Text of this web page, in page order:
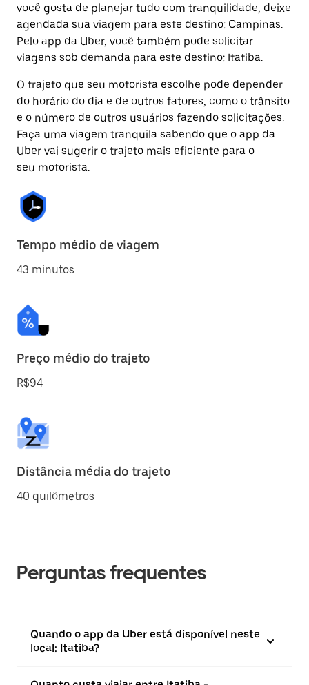
você gosta de planejar tudo com tranquilidade, deixe
agendada sua viagem para este destino: Campinas.
Pelo app da Uber, você também pode solicitar
viagens sob demanda para este destino: Itatiba.
O trajeto que seu motorista escolhe pode depender
do horário do dia e de outros fatores, como o trânsito
e o número de outros usuários fazendo solicitações.
Faça uma viagem tranquila sabendo que o app da
Uber vai sugerir o trajeto mais eficiente para o
seu motorista.
Tempo médio de viagem
43 minutos
Preço médio do trajeto
R$94
Distância média do trajeto
40 quilômetros
Perguntas frequentes
Quando o app da Uber está disponível neste
local: Itatiba?